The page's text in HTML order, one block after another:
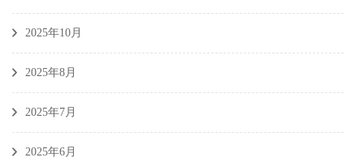
2025年10月
2025年8月
2025年7月
2025年6月